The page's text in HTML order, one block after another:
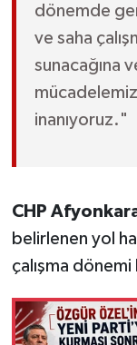
dönemde
ve saha
sunacağına
inanıyoruz."
CHP
belirlenen yol
çalışma